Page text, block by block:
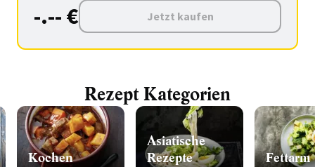
-.-- € Jetzt kaufen
Rezept Kategorien
Kochen
Asiatische
Rezepte
Fettarm